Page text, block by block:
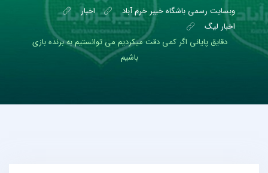
وبسایت رسمی باشگاه خیبر خرم آباد
اخبار
اخبار لیگ
دقایق پایانی اگر کمی دقت میکردیم می توانستیم به برنده بازی
باشیم